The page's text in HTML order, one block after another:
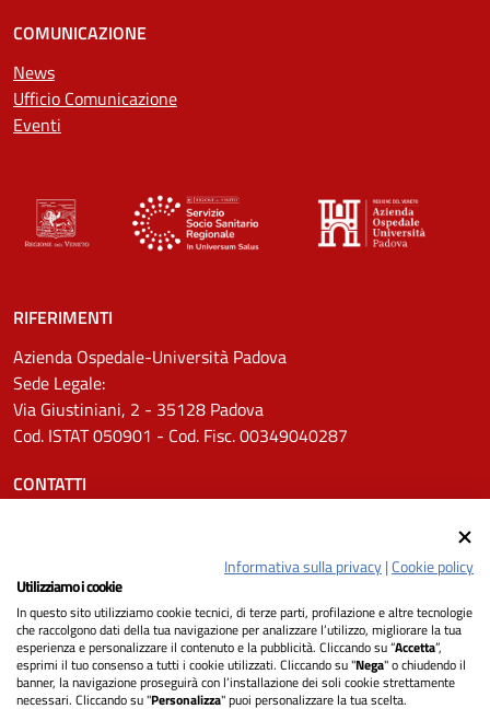
COMUNICAZIONE
News
Ufficio Comunicazione
Eventi
RIFERIMENTI
Azienda Ospedale-Università Padova
Sede Legale:
Via Giustiniani, 2 - 35128 Padova
Cod. ISTAT 050901 - Cod. Fisc. 00349040287
CONTATTI
Pec: protocollo.aopd@pecveneto.it
SEGUICI SU
Informativa sulla privacy|Cookie policy
Utilizziamo i cookie
In questo sito utilizziamo cookie tecnici, di terze parti, profilazione e altre tecnologie
che raccolgono dati della tua navigazione per analizzare l’utilizzo, migliorare la tua
esperienza e personalizzare il contenuto e la pubblicità. Cliccando su “Accetta”,
esprimi il tuo consenso a tutti i cookie utilizzati. Cliccando su "Nega" o chiudendo il
banner, la navigazione proseguirà con l’installazione dei soli cookie strettamente
necessari. Cliccando su "Personalizza" puoi personalizzare la tua scelta.